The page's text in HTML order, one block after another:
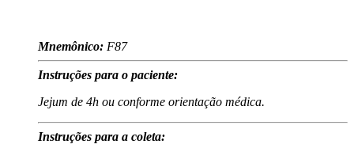
Mnemônico: F87
Instruções para o paciente:
Jejum de 4h ou conforme orientação médica.
Instruções para a coleta: